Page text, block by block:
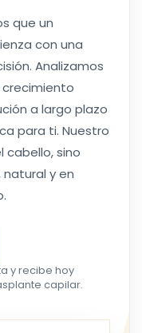
que un
con una
Analizamos
a largo plazo
para ti. Nuestro
cabello, sino
y en
y recibe hoy
capilar.